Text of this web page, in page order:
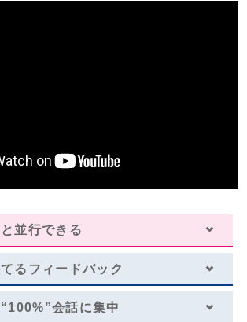
96回 通学期間目安 9ヶ月
￥601,392
ールがございます。詳しくはお問い合わせください。
並行できる
る フィードバック
“100%”会話に集中